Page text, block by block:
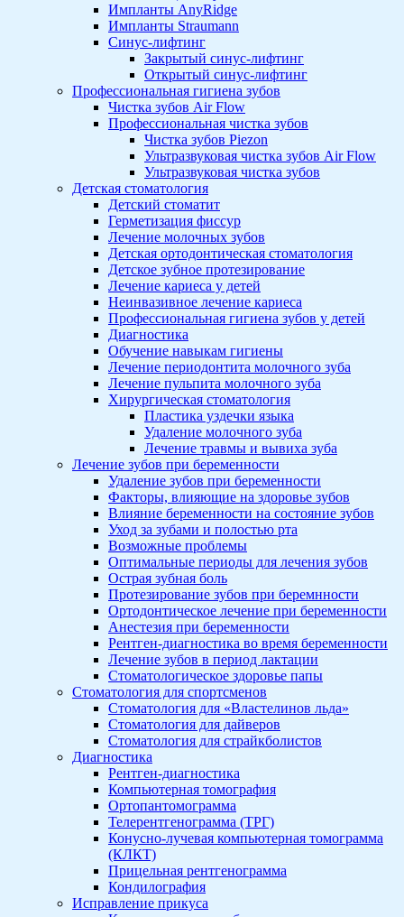
Импланты AnyRidge
Импланты Straumann
Синус-лифтинг
Закрытый синус-лифтинг
Открытый синус-лифтинг
Профессиональная гигиена зубов
Чистка зубов Air Flow
Профессиональная чистка зубов
Чистка зубов Piezon
Ультразвуковая чистка зубов Air Flow
Ультразвуковая чистка зубов
Детская стоматология
Детский стоматит
Герметизация фиссур
Лечение молочных зубов
Детская ортодонтическая стоматология
Детское зубное протезирование
Лечение кариеса у детей
Неинвазивное лечение кариеса
Профессиональная гигиена зубов у детей
Диагностика
Обучение навыкам гигиены
Лечение периодонтита молочного зуба
Лечение пульпита молочного зуба
Хирургическая стоматология
Пластика уздечки языка
Удаление молочного зуба
Лечение травмы и вывиха зуба
Лечение зубов при беременности
Удаление зубов при беременности
Факторы, влияющие на здоровье зубов
Влияние беременности на состояние зубов
Уход за зубами и полостью рта
Возможные проблемы
Оптимальные периоды для лечения зубов
Острая зубная боль
Протезирование зубов при беремнности
Ортодонтическое лечение при беременности
Анестезия при беременности
Рентген-диагностика во время беременности
Лечение зубов в период лактации
Стоматологическое здоровье папы
Стоматология для спортсменов
Стоматология для «Властелинов льда»
Стоматология для дайверов
Стоматология для страйкболистов
Диагностика
Рентген-диагностика
Компьютерная томография
Ортопантомограмма
Телерентгенограмма (ТРГ)
Конусно-лучевая компьютерная томограмма
(КЛКТ)
Прицельная рентгенограмма
Кондилография
Исправление прикуса